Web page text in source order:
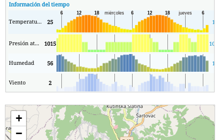
Información del tiempo
Temperatura. 25 18
Presión atmosférica 1015
Humedad 56 17
Viento 2 1
+
−